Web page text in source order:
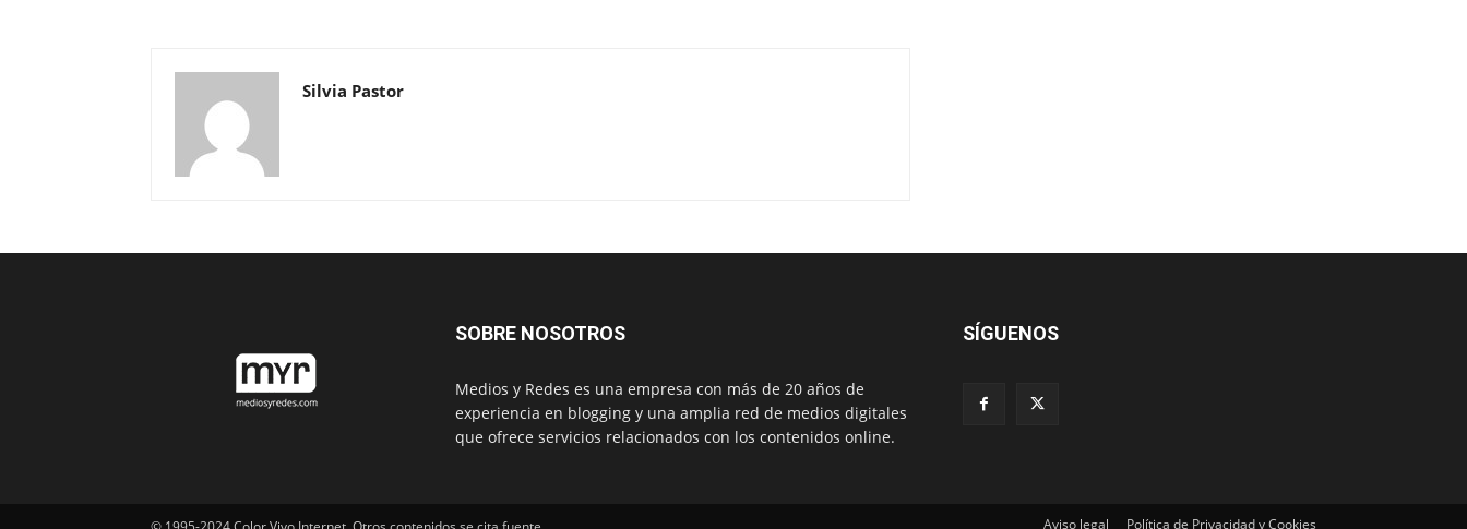
Silvia Pastor
SOBRE NOSOTROS
Medios y Redes es una empresa con más de 20 años de
experiencia en blogging y una amplia red de medios digitales
que ofrece servicios relacionados con los contenidos online.
SÍGUENOS
Aviso legal Política de Privacidad y Cookies